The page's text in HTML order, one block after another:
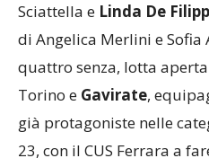
Sciattella e Linda De
di Angelica Merlini e Sofia
quattro senza, lotta aperta
Torino e Gavirate,
già protagoniste nelle
23, con il CUS Ferrara a